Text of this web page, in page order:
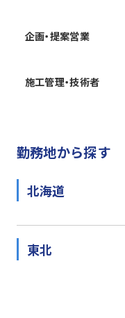
企画・提案営業
施工管理・技術者
勤務地から探す
北海道
東北